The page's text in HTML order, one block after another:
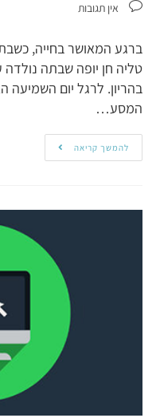
אין תגובות
ברגע המאושר בחייה,
טליה חן יופה שבתה
בהריון. לרגל יום
המסע…
להמשך קריאה